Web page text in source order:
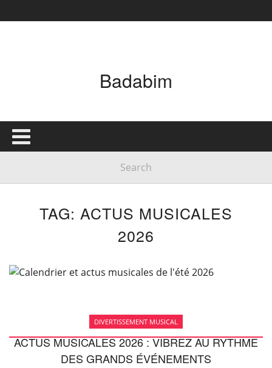
Badabim
TAG: ACTUS MUSICALES
2026
DIVERTISSEMENT MUSICAL
ACTUS MUSICALES 2026 : VIBREZ AU RYTHME
DES GRANDS ÉVÉNEMENTS